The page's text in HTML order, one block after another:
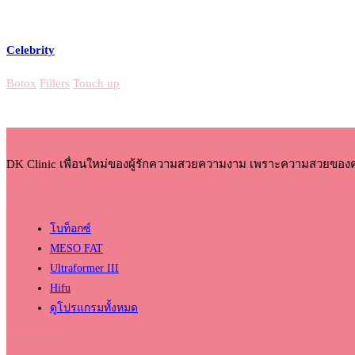
Celebrity
Botox Fillers Touch up
DK Clinic เพื่อนใหม่ของผู้รักความสวยความงาม เพราะความสวยขอ
โบท็อกซ์
MESO FAT
Ultraformer III
Hifu
ดูโปรแกรมทั้งหมด